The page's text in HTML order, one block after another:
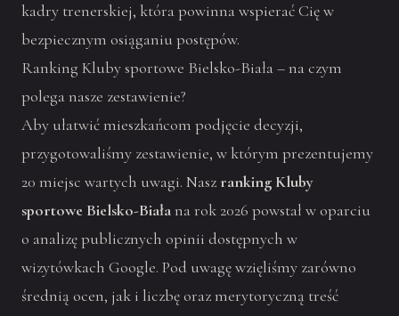
kadry trenerskiej, która powinna wspierać Cię w
bezpiecznym osiąganiu postępów.
Ranking Kluby sportowe Bielsko-Biała – na czym
polega nasze zestawienie?
Aby ułatwić mieszkańcom podjęcie decyzji,
przygotowaliśmy zestawienie, w którym prezentujemy
20 miejsc wartych uwagi. Naszranking Kluby
sportowe Bielsko-Biała na rok 2026 powstał w oparciu
o analizę publicznych opinii dostępnych w
wizytówkach Google. Pod uwagę wzięliśmy zarówno
średnią ocen, jak i liczbę oraz merytoryczną treść